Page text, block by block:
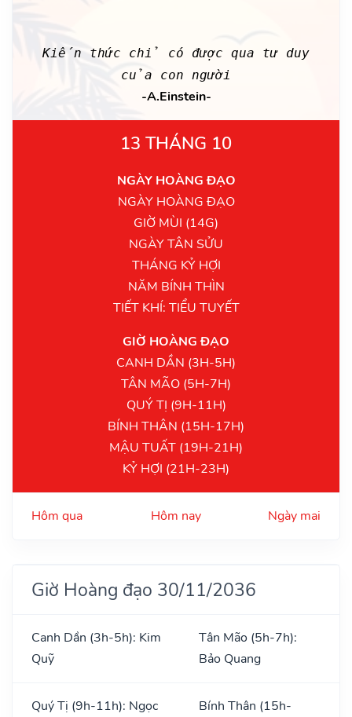
Kiến thức chỉ có được qua tư duy
của con người
-A.Einstein-
13 THÁNG 10
NGÀY HOÀNG ĐẠO
NGÀY HOÀNG ĐẠO
GIỜ MÙI (14G)
NGÀY TÂN SỬU
THÁNG KỶ HỢI
NĂM BÍNH THÌN
TIẾT KHÍ: TIỂU TUYẾT
GIỜ HOÀNG ĐẠO
CANH DẦN (3H-5H)
TÂN MÃO (5H-7H)
QUÝ TỊ (9H-11H)
BÍNH THÂN (15H-17H)
MẬU TUẤT (19H-21H)
KỶ HỢI (21H-23H)
Hôm qua Hôm nay Ngày mai
Giờ Hoàng đạo 30/11/2036
Canh Dần (3h-5h): Kim
Quỹ
Tân Mão (5h-7h):
Bảo Quang
Quý Tị (9h-11h): Ngọc
Bính Thân (15h-